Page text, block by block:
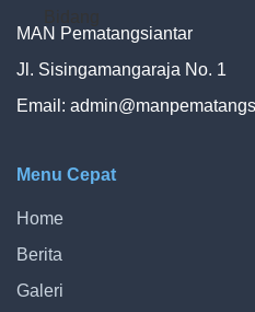
MAN Pematangsiantar
Jl. Sisingamangaraja No. 1
Email:
Menu Cepat
Home
Berita
Galeri